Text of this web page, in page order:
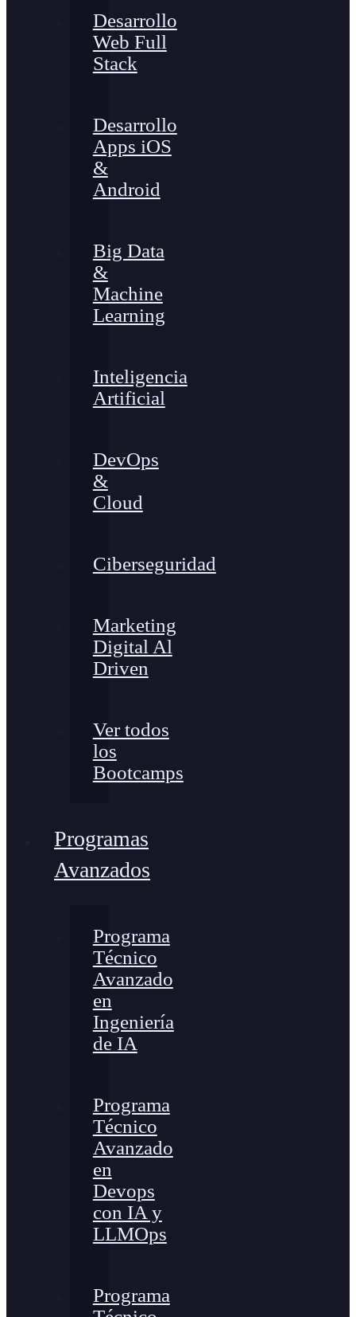
Desarrollo
Web Full
Stack
Desarrollo
Apps iOS
&
Android
Big Data
&
Machine
Learning
Inteligencia
Artificial
DevOps
&
Cloud
Ciberseguridad
Marketing
Digital Al
Driven
Ver todos
los
Bootcamps
Programas
Avanzados
Programa
Técnico
Avanzado
en
Ingeniería
de IA
Programa
Técnico
Avanzado
en
Devops
con IA y
LLMOps
Programa